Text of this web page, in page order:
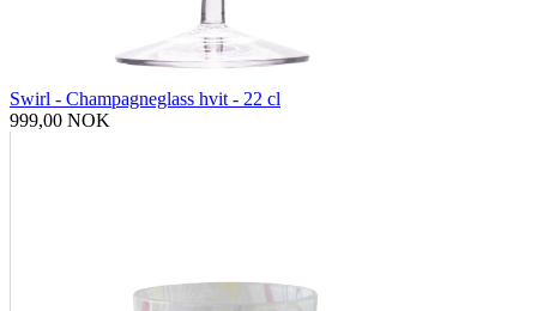
Swirl - Champagneglass hvit - 22 cl
999,00 NOK